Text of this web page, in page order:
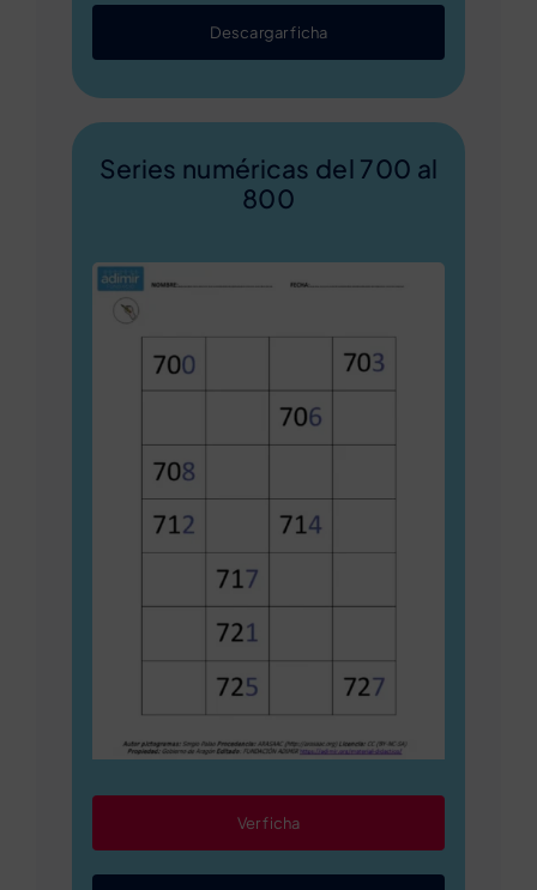
Descargar ficha
Series numéricas del 700 al
800
Ver ficha